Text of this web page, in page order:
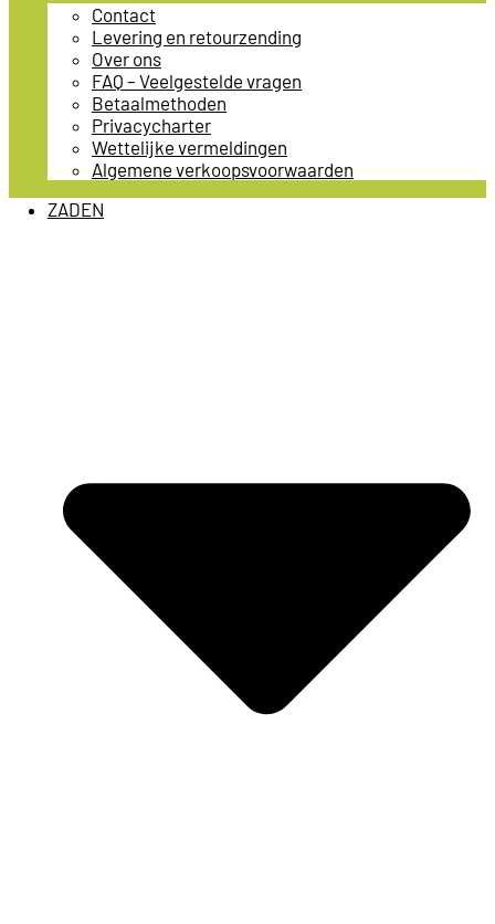
Contact
Levering en retourzending
Over ons
FAQ – Veelgestelde vragen
Betaalmethoden
Privacycharter
Wettelijke vermeldingen
Algemene verkoopsvoorwaarden
ZADEN